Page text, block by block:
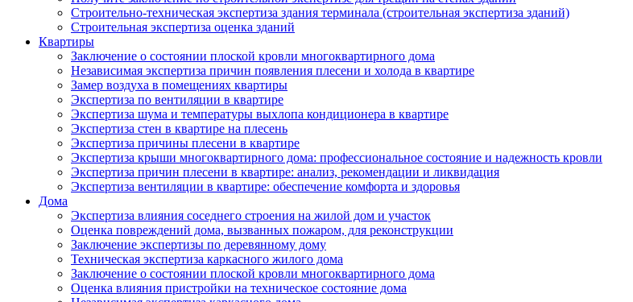
Строительно-техническая экспертиза здания терминала (строительная экспертиза зданий)
Строительная экспертиза оценка зданий
Квартиры
Заключение о состоянии плоской кровли многоквартирного дома
Независимая экспертиза причин появления плесени и холода в квартире
Замер воздуха в помещениях квартиры
Экспертиза по вентиляции в квартире
Экспертиза шума и температуры выхлопа кондиционера в квартире
Экспертиза стен в квартире на плесень
Экспертиза причины плесени в квартире
Экспертиза крыши многоквартирного дома: профессиональное состояние и надежность кровли
Экспертиза причин плесени в квартире: анализ, рекомендации и ликвидация
Экспертиза вентиляции в квартире: обеспечение комфорта и здоровья
Дома
Экспертиза влияния соседнего строения на жилой дом и участок
Оценка повреждений дома, вызванных пожаром, для реконструкции
Заключение экспертизы по деревянному дому
Техническая экспертиза каркасного жилого дома
Заключение о состоянии плоской кровли многоквартирного дома
Оценка влияния пристройки на техническое состояние дома